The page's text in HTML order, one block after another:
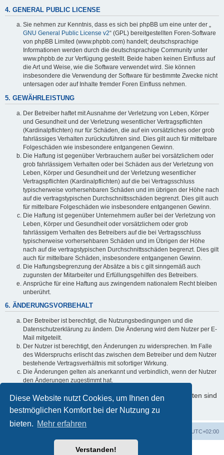
Diese Website nutzt Cookies, um Ihnen den
bestmöglichen Komfort bei der Nutzung zu
bieten. Mehr erfahren
Verstanden!
4. GENERAL PUBLIC LICENSE
Sie nehmen zur Kenntnis, dass es sich bei phpBB um eine unter der „
GNU General Public License v2“ (GPL) bereitgestellten Foren-Software
von phpBB Limited (www.phpbb.com) handelt; deutschsprachige
Informationen werden durch die deutschsprachige Community unter
www.phpbb.de zur Verfügung gestellt. Beide haben keinen Einfluss auf
die Art und Weise, wie die Software verwendet wird. Sie können
insbesondere die Verwendung der Software für bestimmte Zwecke nicht
untersagen oder auf Inhalte fremder Foren Einfluss nehmen.
5. GEWÄHRLEISTUNG
Der Betreiber haftet mit Ausnahme der Verletzung von Leben, Körper
und Gesundheit und der Verletzung wesentlicher Vertragspflichten
(Kardinalpflichten) nur für Schäden, die auf ein vorsätzliches oder grob
fahrlässiges Verhalten zurückzuführen sind. Dies gilt auch für mittelbare
Folgeschäden wie insbesondere entgangenen Gewinn.
Die Haftung ist gegenüber Verbrauchern außer bei vorsätzlichem oder
grob fahrlässigem Verhalten oder bei Schäden aus der Verletzung von
Leben, Körper und Gesundheit und der Verletzung wesentlicher
Vertragspflichten (Kardinalpflichten) auf die bei Vertragsschluss
typischerweise vorhersehbaren Schäden und im übrigen der Höhe nach
auf die vertragstypischen Durchschnittsschäden begrenzt. Dies gilt auch
für mittelbare Folgeschäden wie insbesondere entgangenen Gewinn.
Die Haftung ist gegenüber Unternehmern außer bei der Verletzung von
Leben, Körper und Gesundheit oder vorsätzlichem oder grob
fahrlässigem Verhalten des Betreibers auf die bei Vertragsschluss
typischerweise vorhersehbaren Schäden und im Übrigen der Höhe
nach auf die vertragstypischen Durchschnittsschäden begrenzt. Dies gilt
auch für mittelbare Schäden, insbesondere entgangenen Gewinn.
Die Haftungsbegrenzung der Absätze a bis c gilt sinngemäß auch
zugunsten der Mitarbeiter und Erfüllungsgehilfen des Betreibers.
Ansprüche für eine Haftung aus zwingendem nationalem Recht bleiben
unberührt.
6. ÄNDERUNGSVORBEHALT
Der Betreiber ist berechtigt, die Nutzungsbedingungen und die
Datenschutzerklärung zu ändern. Die Änderung wird dem Nutzer per E-
Mail mitgeteilt.
Der Nutzer ist berechtigt, den Änderungen zu widersprechen. Im Falle
des Widerspruchs erlischt das zwischen dem Betreiber und dem Nutzer
bestehende Vertragsverhältnis mit sofortiger Wirkung.
Die Änderungen gelten als anerkannt und verbindlich, wenn der Nutzer
den Änderungen zugestimmt hat.
Informationen über den Umgang mit Ihren persönlichen Daten sind
in der Datenschutzerklärung enthalten.
UTC+02:00
Powered byphpBB® Forum Software © phpBB Limited